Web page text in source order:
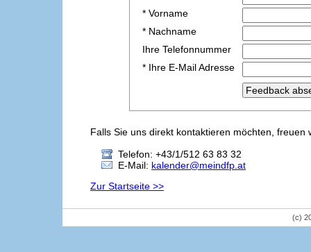
* Vorname
* Nachname
Ihre Telefonnummer
* Ihre E-Mail Adresse
Falls Sie uns direkt kontaktieren möchten,
Telefon: +43/1/512 63 83 32
E-Mail: kalender@meindfp.at
Zur Startseite >>
(c)